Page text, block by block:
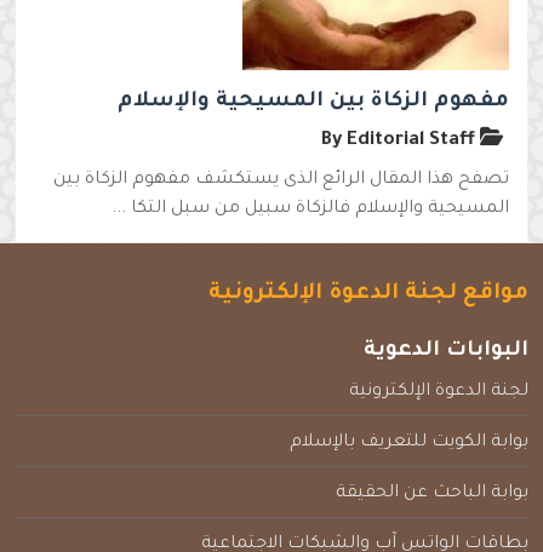
مفهوم الزكاة بين المسيحية والإسلام
تصفح هذا المقال الرائع الذى يستكشف مفهوم الزكاة بين
المسيحية والإسلام فالزكاة سبيل من سبل التكا ...
مواقع لجنة الدعوة الإلكترونية
البوابات الدعوية
لجنة الدعوة الإلكترونية
بوابة الكويت للتعريف بالإسلام
بوابة الباحث عن الحقيقة
بطاقات الواتس آب والشبكات الاجتماعية